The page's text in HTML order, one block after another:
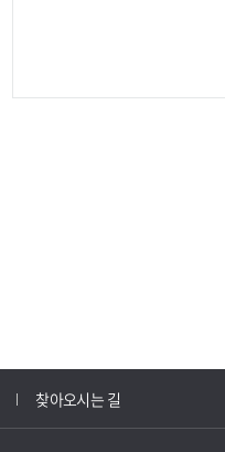
찾아오시는 길